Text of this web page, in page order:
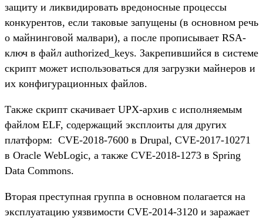
защиту и ликвидировать вредоносные процессы
конкурентов, если таковые запущены (в основном речь
о майнинговой малвари), а после прописывает RSA-
ключ в файл authorized_keys. Закрепившийся в системе
скрипт может использоваться для загрузки майнеров и
их конфигурационных файлов.
Также скрипт скачивает UPX-архив с исполняемым
файлом ELF, содержащий эксплоиты для других
платформ: CVE-2018-7600 в Drupal, CVE-2017-10271
в Oracle WebLogic, а также CVE-2018-1273 в Spring
Data Commons.
Вторая преступная группа в основном полагается на
эксплуатацию уязвимости CVE-2014-3120 и заражает